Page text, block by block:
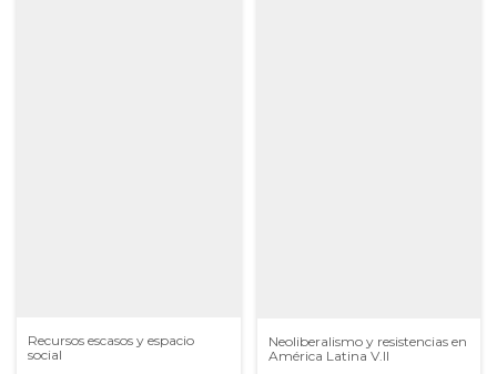
Recursos escasos y espacio
social
Neoliberalismo y resistencias en
América Latina V.II